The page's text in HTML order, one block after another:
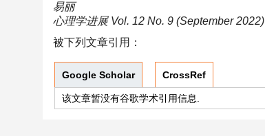
易丽
心理学进展 Vol. 12 No. 9 (September 2022)
被下列文章引用：
Google Scholar CrossRef
该文章暂没有谷歌学术引用信息.